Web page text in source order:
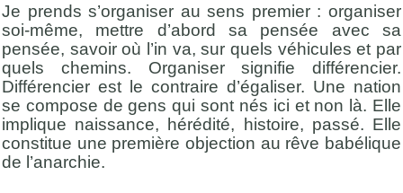
Je prends s’organiser au sens premier : organiser
soi-même, mettre d’abord sa pensée avec sa
pensée, savoir où l’in va, sur quels véhicules et par
quels chemins. Organiser signifie différencier.
Différencier est le contraire d’égaliser. Une nation
se compose de gens qui sont nés ici et non là. Elle
implique naissance, hérédité, histoire, passé. Elle
constitue une première objection au rêve babélique
de l’anarchie.